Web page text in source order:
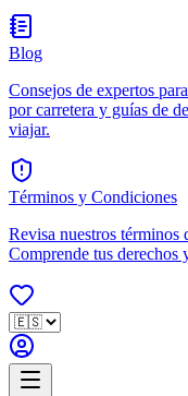
Blog
Consejos de expertos
por carretera y guías de
viajar.
Términos y Condiciones
Revisa nuestros
Comprende tus derechos